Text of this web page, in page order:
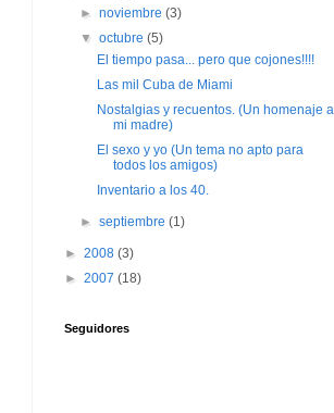
►noviembre(3)
▼octubre(5)
El tiempo pasa... pero que cojones!!!!
Las mil Cuba de Miami
Nostalgias y recuentos. (Un homenaje a
mi madre)
El sexo y yo (Un tema no apto para
todos los amigos)
Inventario a los 40.
►septiembre(1)
► 2008 (3)
► 2007 (18)
Seguidores